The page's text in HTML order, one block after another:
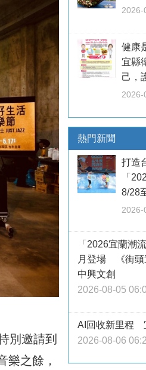
別邀請到
樂之餘，
2026-
健康
宜縣
己，
2026-
熱門新聞
打造
「
8/28
2026-
「2026宜蘭潮
月登場 《街頭
中興文創
2026-08-05
AI回收新里程
2026-08-06